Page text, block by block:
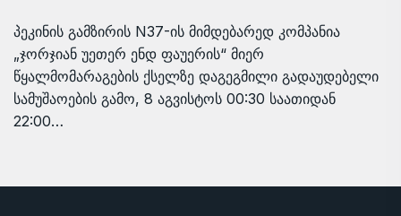
პეკინის გამზირის N37-ის მიმდებარედ კომპანია
„ჯორჯიან უეთერ ენდ ფაუერის“ მიერ
წყალმომარაგების ქსელზე დაგეგმილი გადაუდებელი
სამუშაოების გამო, 8 აგვისტოს 00:30 საათიდან
22:00…